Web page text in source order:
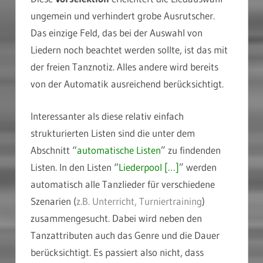
ungemein und verhindert grobe Ausrutscher.
Das einzige Feld, das bei der Auswahl von
Liedern noch beachtet werden sollte, ist das mit
der freien Tanznotiz. Alles andere wird bereits
von der Automatik ausreichend berücksichtigt.
Interessanter als diese relativ einfach
strukturierten Listen sind die unter dem
Abschnitt “automatische Listen” zu findenden
Listen. In den Listen “Liederpool […]” werden
automatisch alle Tanzlieder für verschiedene
Szenarien (z.B. Unterricht, Turniertraining)
zusammengesucht. Dabei wird neben den
Tanzattributen auch das Genre und die Dauer
berücksichtigt. Es passiert also nicht, dass